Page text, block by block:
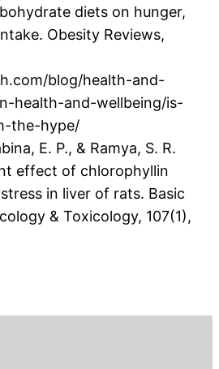
diets on hunger,
Obesity Reviews,
blog/health-and-
health-and-wellbeing/is-
the-hype/
E. P., & Ramya, S. R.
effect of chlorophyllin
in liver of rats. Basic
& Toxicology, 107(1),